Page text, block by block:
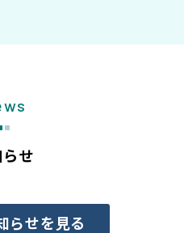
せ
らせを見る